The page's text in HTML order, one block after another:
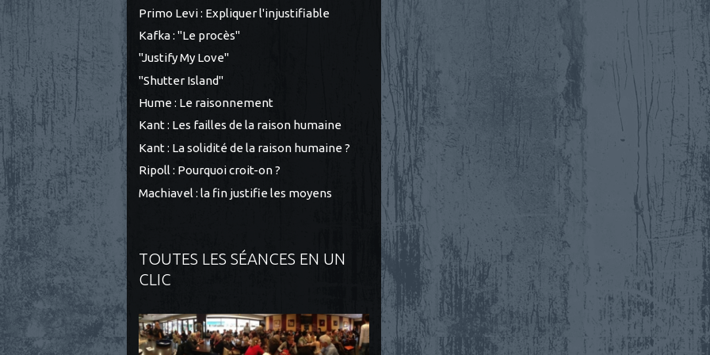
Primo Levi : Expliquer l'injustifiable
Kafka : "Le procès"
"Justify My Love"
"Shutter Island"
Hume : Le raisonnement
Kant : Les failles de la raison humaine
Kant : La solidité de la raison humaine ?
Ripoll : Pourquoi croit-on ?
Machiavel : la fin justifie les moyens
TOUTES LES SÉANCES EN UN
CLIC